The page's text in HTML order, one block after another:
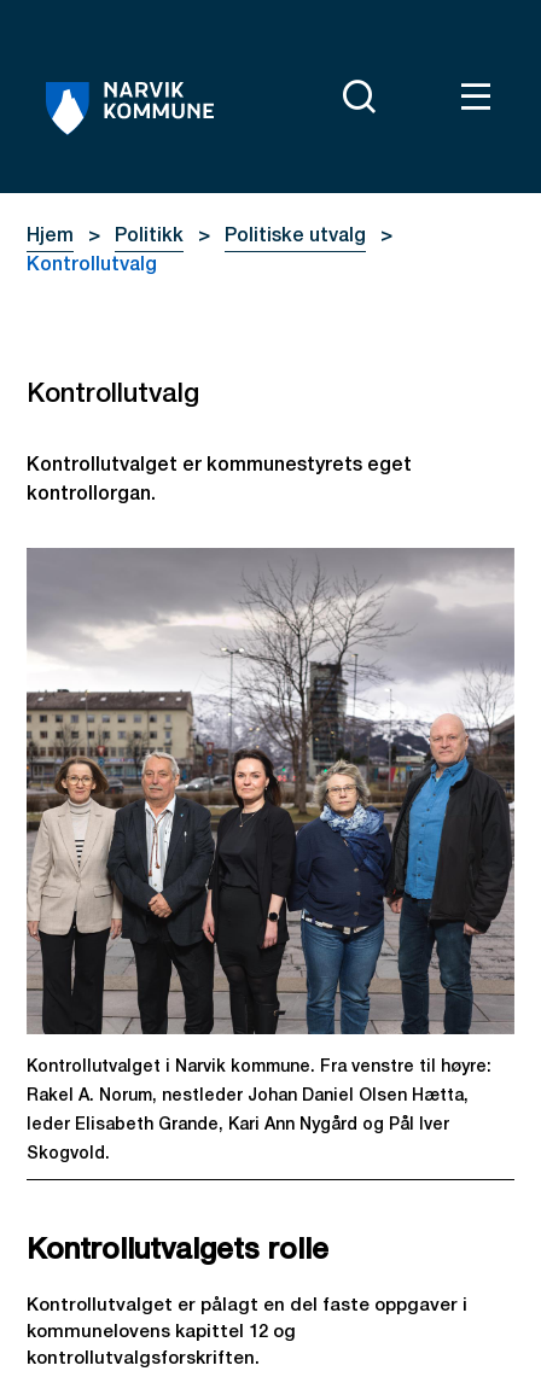
Du er her:
Hjem Politikk
Politiske utvalg
Kontrollutvalg
Kontrollutvalg
Kontrollutvalget er kommunestyrets eget
kontrollorgan.
Kontrollutvalget i Narvik kommune. Fra venstre til høyre:
Rakel A. Norum, nestleder Johan Daniel Olsen Hætta,
leder Elisabeth Grande, Kari Ann Nygård og Pål Iver
Skogvold.
Kontrollutvalgets rolle
Kontrollutvalget er pålagt en del faste oppgaver i
kommunelovens kapittel 12 og
kontrollutvalgsforskriften.